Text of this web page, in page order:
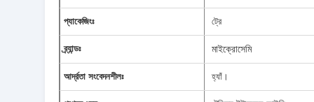
প্যাকেজিংঃ ট্রে
ব্র্যান্ডঃ মাইক্রোসেমি
আর্দ্রতা সংবেদনশীলঃ হ্যাঁ।